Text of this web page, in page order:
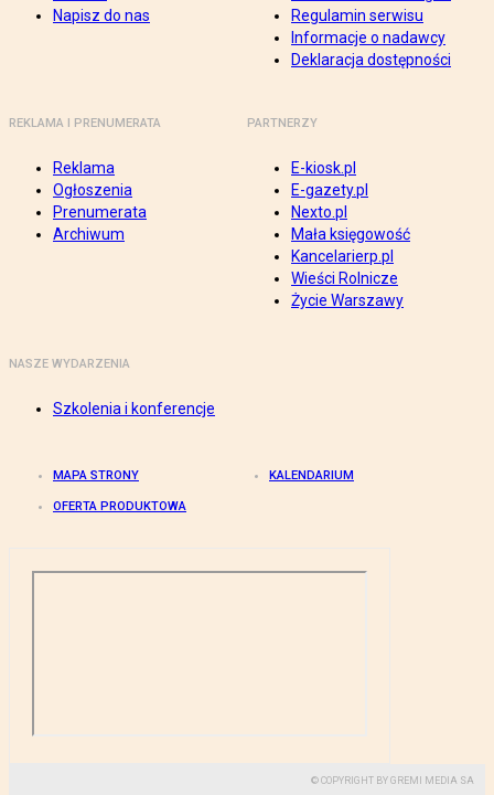
Napisz do nas
Regulamin serwisu
Informacje o nadawcy
Deklaracja dostępności
REKLAMA I PRENUMERATA
Reklama
Ogłoszenia
Prenumerata
Archiwum
PARTNERZY
E-kiosk.pl
E-gazety.pl
Nexto.pl
Mała księgowość
Kancelarierp.pl
Wieści Rolnicze
Życie Warszawy
NASZE WYDARZENIA
Szkolenia i konferencje
MAPA STRONY KALENDARIUM
OFERTA PRODUKTOWA
© COPYRIGHT BY GREMI MEDIA SA